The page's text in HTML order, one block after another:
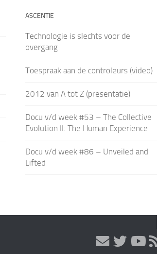
ASCENTIE
Technologie is slechts voor de
overgang
Toespraak aan de controleurs (video)
2012 van A tot Z (presentatie)
Docu v/d week #53 – The Collective
Evolution II: The Human Experience
Docu v/d week #86 – Unveiled and
Lifted